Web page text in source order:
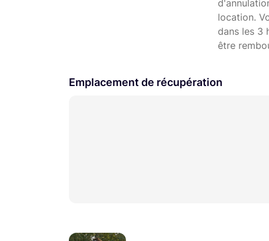
location.
dans les 3
être
Emplacement de récupération